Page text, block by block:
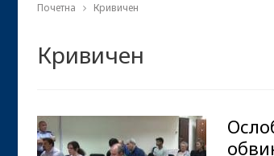
Почетна Кривичен
Кривичен